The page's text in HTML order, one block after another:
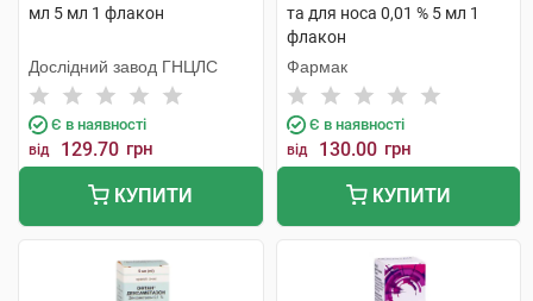
мл 5 мл 1 флакон
Дослідний завод ГНЦЛС
Є в наявності
від 129.70 грн
КУПИТИ
та для носа 0,01 % 5 мл 1
флакон
Фармак
Є в наявності
від 130.00 грн
КУПИТИ